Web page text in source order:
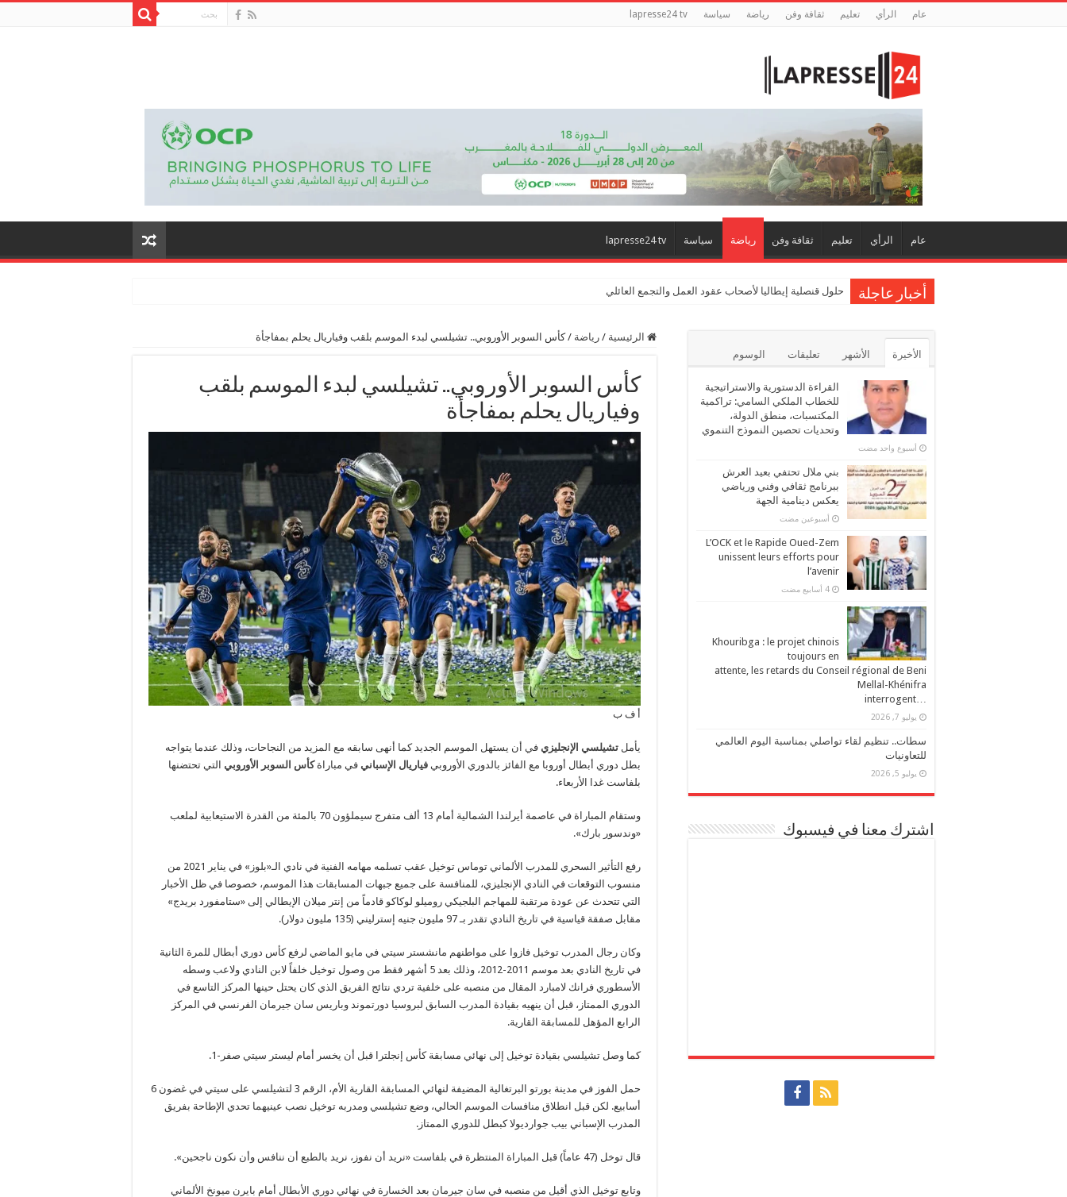
عام الرأي تعليم ثقافة وفن رياضة سياسة lapresse24 tv
عام الرأي تعليم ثقافة وفن رياضة سياسة lapresse24 tv
أخبار عاجلة حلول قنصلية إيطاليا لأصحاب عقود العمل والتجمع العائلي
الرئيسية / رياضة / كأس السوبر الأوروبي.. تشيلسي لبدء الموسم بلقب وفياريال يحلم بمفاجأة
كأس السوبر الأوروبي.. تشيلسي لبدء الموسم بلقب
وفياريال يحلم بمفاجأة
أ ف ب
يأمل تشيلسي الإنجليزي في أن يستهل الموسم الجديد كما أنهى سابقه مع المزيد من النجاحات، وذلك عندما يتواجه
بطل دوري أبطال أوروبا مع الفائز بالدوري الأوروبي فياريال الإسباني في مباراةكأس السوبر الأوروبي التي تحتضنها
بلفاست غدا الأربعاء.
وستقام المباراة في عاصمة أيرلندا الشمالية أمام 13 ألف متفرج سيملؤون 70 بالمئة من القدرة الاستيعابية لملعب
«وندسور بارك».
رفع التأثير السحري للمدرب الألماني توماس توخيل عقب تسلمه مهامه الفنية في نادي الـ«بلوز» في يناير 2021 من
منسوب التوقعات في النادي الإنجليزي، للمنافسة على جميع جبهات المسابقات هذا الموسم، خصوصا في ظل الأخبار
التي تتحدث عن عودة مرتقبة للمهاجم البلجيكي روميلو لوكاكو قادماً من إنتر ميلان الإيطالي إلى «ستامفورد بريدج»
مقابل صفقة قياسية في تاريخ النادي تقدر بـ 97 مليون جنيه إسترليني (135 مليون دولار).
وكان رجال المدرب توخيل فازوا على مواطنهم مانشستر سيتي في مايو الماضي لرفع كأس دوري أبطال للمرة الثانية
في تاريخ النادي بعد موسم 2011-2012، وذلك بعد 5 أشهر فقط من وصول توخيل خلفاً لابن النادي ولاعب وسطه
الأسطوري فرانك لامبارد المقال من منصبه على خلفية تردي نتائج الفريق الذي كان يحتل حينها المركز التاسع في
الدوري الممتاز، قبل أن ينهيه بقيادة المدرب السابق لبروسيا دورتموند وباريس سان جيرمان الفرنسي في المركز
الرابع المؤهل للمسابقة القارية.
كما وصل تشيلسي بقيادة توخيل إلى نهائي مسابقة كأس إنجلترا قبل أن يخسر أمام ليستر سيتي صفر-1.
حمل الفوز في مدينة بورتو البرتغالية المضيفة لنهائي المسابقة القارية الأم، الرقم 3 لتشيلسي على سيتي في غضون 6
أسابيع. لكن قبل انطلاق منافسات الموسم الحالي، وضع تشيلسي ومدربه توخيل نصب عينيهما تحدي الإطاحة بفريق
المدرب الإسباني بيب جوارديولا كبطل للدوري الممتاز.
قال توخل (47 عاماً) قبل المباراة المنتظرة في بلفاست «نريد أن نفوز، نريد بالطبع أن ننافس وأن نكون ناجحين».
وتابع توخيل الذي أقيل من منصبه في سان جيرمان بعد الخسارة في نهائي دوري الأبطال أمام بايرن ميونخ الألماني
الأخيرة الأشهر تعليقات الوسوم
القراءة الدستورية والاستراتيجية
للخطاب الملكي السامي: تراكمية
المكتسبات، منطق الدولة،
وتحديات تحصين النموذج التنموي
‏أسبوع واحد مضت
بني ملال تحتفي بعيد العرش
ببرنامج ثقافي وفني ورياضي
يعكس دينامية الجهة
‏أسبوعين مضت
L’OCK et le Rapide Oued-Zem
unissent leurs efforts pour
l’avenir
Khouribga : le projet chinois
toujours en
attente, les retards du Conseil régional de Beni
Mellal-Khénifra
يوليو 7, 2026
سطات.. تنظيم لقاء تواصلي بمناسبة اليوم العالمي
للتعاونيات
يوليو 5, 2026
اشترك معنا في فيسبوك